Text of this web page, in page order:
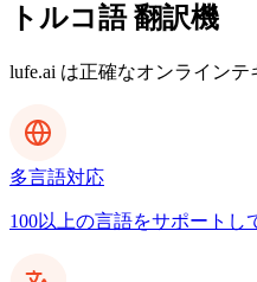
トルコ語 翻訳機
lufe.ai は正確なオンライン
多言語対応
100以上の言語をサポート